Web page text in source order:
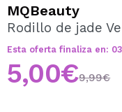
Al crear una cuenta
tus compras
MQBeauty
Rodillo de jade
Esta oferta finaliza en: 03
5,00€9,99€